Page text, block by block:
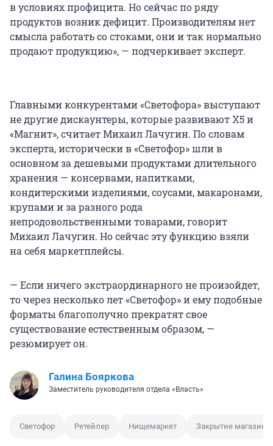
в условиях профицита. Но сейчас по ряду
продуктов возник дефицит. Производителям нет
смысла работать со стоками, они и так нормально
продают продукцию», — подчеркивает эксперт.
Главными конкурентами «Светофора» выступают
не другие дискаунтеры, которые развивают X5 и
«Магнит», считает Михаил Лачугин. По словам
эксперта, исторически в «Светофор» шли в
основном за дешевыми продуктами длительного
хранения — консервами, напитками,
кондитерскими изделиями, соусами, макаронами,
крупами и за разного рода
непродовольственными товарами, говорит
Михаил Лачугин. Но сейчас эту функцию взяли
на себя маркетплейсы.
— Если ничего экстраординарного не произойдет,
то через несколько лет «Светофор» и ему подобные
форматы благополучно прекратят свое
существование естественным образом, —
резюмирует он.
Галина Бояркова
Заместитель руководителя отдела «Власть»
Светофор Ретейлер Нищемаркет Закрытие магазина